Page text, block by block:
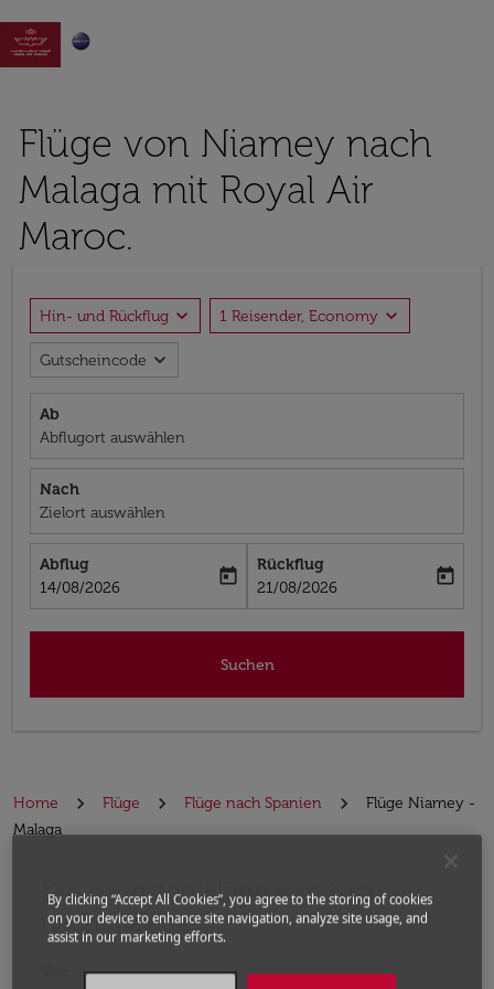

Flüge von Niamey nach
Malaga mit Royal Air
Maroc.
Hin- und Rückflug expand_more 1 Reisender, Economy expand_more
Gutscheincode expand_more
Ab
Abflugort auswählen
Nach
Zielort auswählen
Abflug
fc-booking-departure-date-aria-label
14/08/2026
today
Rückflug
fc-booking-return-date-aria-label
21/08/2026
today
Suchen
Home Flüge Flüge nach Spanien
Flüge Niamey -
Malaga
Die nächsten Flüge von Niamey
nach Malaga
Bitte ändern Sie Ihre gewünschte Route (Abflugort
By clicking “Accept All Cookies”, you agree to the storing of cookies
on your device to enhance site navigation, analyze site usage, and
assist in our marketing efforts.